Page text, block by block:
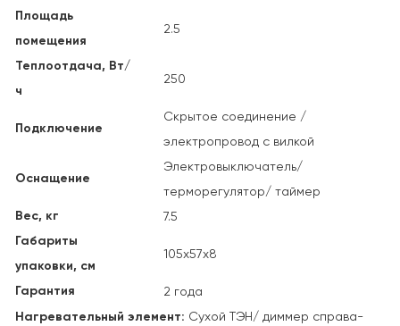
Площадь
помещения
2.5
Теплоотдача, Вт/
ч
250
Подключение
Скрытое соединение /
электропровод с вилкой
Оснащение
Электровыключатель/
терморегулятор/ таймер
Вес, кг 7.5
Габариты
упаковки, см
105х57х8
Гарантия 2 года
Нагревательный элемент: Сухой ТЭН/ диммер справа-